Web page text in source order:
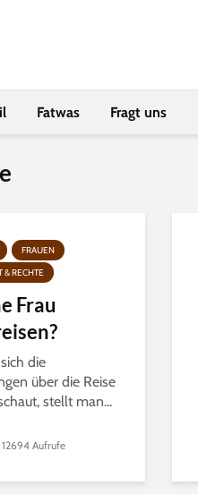
Fatwas Fragt uns
FRAUEN
& RECHTE
Frau
die
über die Reise
stellt man...
12694 Aufrufe